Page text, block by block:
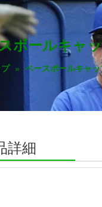
ボールキャ
» ベースボールキャッ
詳細